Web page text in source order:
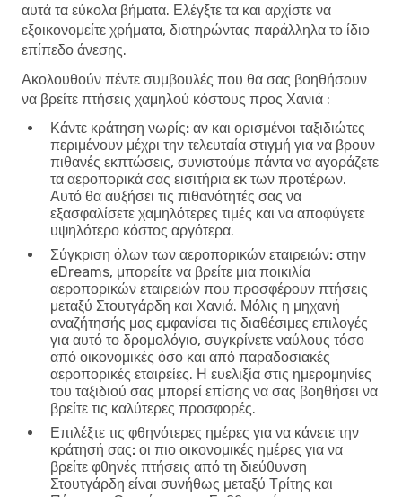
αυτά τα εύκολα βήματα. Ελέγξτε τα και αρχίστε να
εξοικονομείτε χρήματα, διατηρώντας παράλληλα το ίδιο
επίπεδο άνεσης.
Ακολουθούν πέντε συμβουλές που θα σας βοηθήσουν
να βρείτε πτήσεις χαμηλού κόστους προς Χανιά :
Κάντε κράτηση νωρίς: αν και ορισμένοι ταξιδιώτες
περιμένουν μέχρι την τελευταία στιγμή για να βρουν
πιθανές εκπτώσεις, συνιστούμε πάντα να αγοράζετε
τα αεροπορικά σας εισιτήρια εκ των προτέρων.
Αυτό θα αυξήσει τις πιθανότητές σας να
εξασφαλίσετε χαμηλότερες τιμές και να αποφύγετε
υψηλότερο κόστος αργότερα.
Σύγκριση όλων των αεροπορικών εταιρειών: στην
eDreams, μπορείτε να βρείτε μια ποικιλία
αεροπορικών εταιρειών που προσφέρουν πτήσεις
μεταξύ Στουτγάρδη και Χανιά. Μόλις η μηχανή
αναζήτησής μας εμφανίσει τις διαθέσιμες επιλογές
για αυτό το δρομολόγιο, συγκρίνετε ναύλους τόσο
από οικονομικές όσο και από παραδοσιακές
αεροπορικές εταιρείες. Η ευελιξία στις ημερομηνίες
του ταξιδιού σας μπορεί επίσης να σας βοηθήσει να
βρείτε τις καλύτερες προσφορές.
Επιλέξτε τις φθηνότερες ημέρες για να κάνετε την
κράτησή σας: οι πιο οικονομικές ημέρες για να
βρείτε φθηνές πτήσεις από τη διεύθυνση
Στουτγάρδη είναι συνήθως μεταξύ Τρίτης και